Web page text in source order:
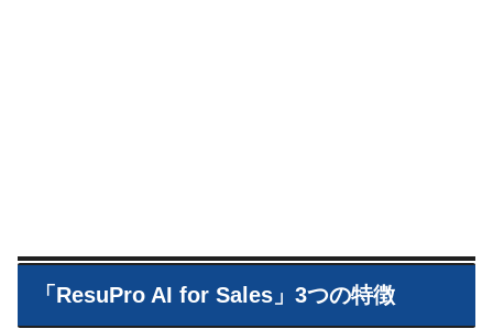
「ResuPro AI for Sales」3つの特徴